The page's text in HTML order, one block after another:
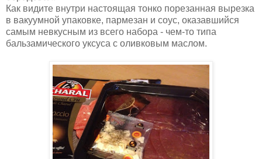
Как видите внутри настоящая тонко порезанная вырезка
в вакуумной упаковке, пармезан и соус, оказавшийся
самым невкусным из всего набора - чем-то типа
бальзамического уксуса с оливковым маслом.